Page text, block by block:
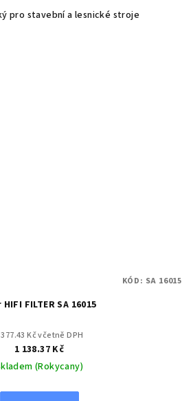
pro stavební a lesnické stroje
FILTER SA 16015
377.43 Kč včetně DPH
1 138.37 Kč
(Rokycany)
KÓD: SA 16015